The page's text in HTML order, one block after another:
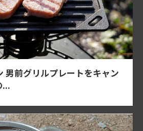
男前グリルプレートをキャン
...